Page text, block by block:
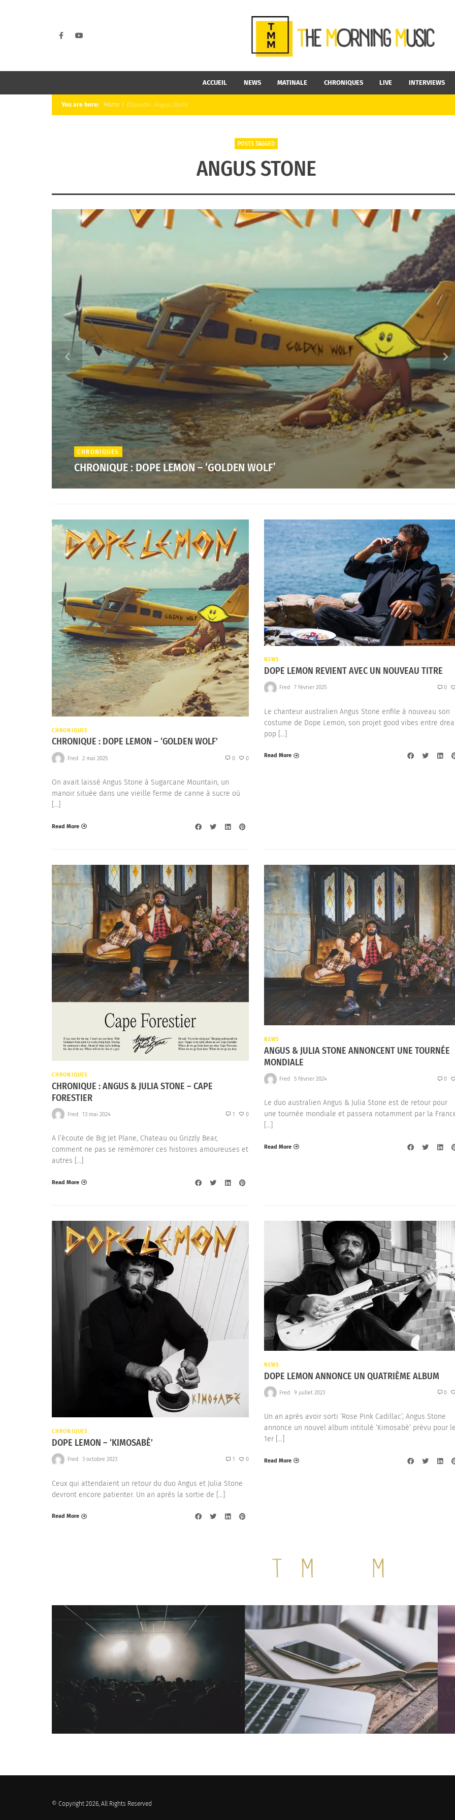
ACCUEIL NEWS MATINALE CHRONIQUES LIVE INTERVIEWS
You are here: Home / Étiquette :Angus Stone
POSTS TAGGED
ANGUS STONE
CHRONIQUES
CHRONIQUE : DOPE LEMON – ‘GOLDEN WOLF’
CHRONIQUES
CHRONIQUE : DOPE LEMON – ‘GOLDEN WOLF’
Fred 2 mai 2025 0 0
On avait laissé Angus Stone à Sugarcane Mountain, un
manoir située dans une vieille ferme de canne à sucre où
[…]
Read More
NEWS
DOPE LEMON REVIENT AVEC UN NOUVEAU TITRE
Fred 7 février 2025 0
Le chanteur australien Angus Stone enfile à nouveau son
costume de Dope Lemon, son projet good vibes entre
pop […]
Read More
CHRONIQUES
CHRONIQUE : ANGUS & JULIA STONE – CAPE
FORESTIER
Fred 13 mai 2024 1 0
A l’écoute de Big Jet Plane, Chateau ou Grizzly Bear,
comment ne pas se remémorer ces histoires amoureuses et
autres […]
Read More
NEWS
ANGUS & JULIA STONE ANNONCENT UNE TOURNÉE
MONDIALE
Fred 5 février 2024 0
Le duo australien Angus & Julia Stone est de retour pour
une tournée mondiale et passera notamment par la
[…]
Read More
CHRONIQUES
DOPE LEMON – ‘KIMOSABÈ’
Fred 3 octobre 2023 1 0
Ceux qui attendaient un retour du duo Angus et Julia Stone
devront encore patienter. Un an après la sortie de […]
Read More
NEWS
DOPE LEMON ANNONCE UN QUATRIÈME ALBUM
Fred 9 juillet 2023 0
Un an après avoir sorti ‘Rose Pink Cadillac’, Angus Stone
annonce un nouvel album intitulé ‘Kimosabè’ prévu pour
1er […]
Read More
© Copyright 2026, All Rights Reserved